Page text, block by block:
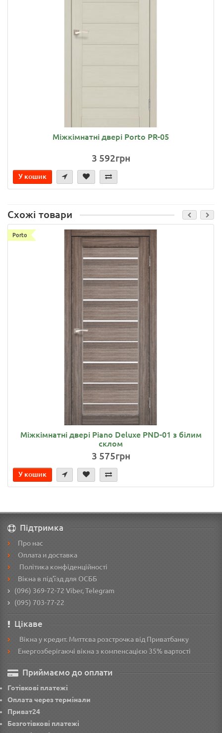
Міжкімнатні двері Porto PR-05
3 592грн
У кошик
Схожі товари
Porto
Міжкімнатні двері Piano Deluxe PND-01 з білим
склом
3 575грн
У кошик
Підтримка
Про нас
Оплата и доставка
Політика конфіденційності
Вікна в під’їзд для ОСББ
(096) 369-72-72 Viber, Telegram
(095) 703-77-22
Цікаве
Вікна у кредит. Миттєва розстрочка від Приватбанку
Енергозберігаючі вікна з компенсацією 35% вартості
Приймаємо до оплати
Готівкові платежі
Оплата через термінали
Приват24
Безготівкові платежі